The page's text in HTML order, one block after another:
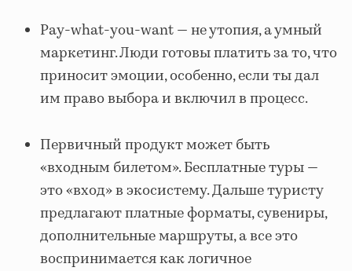
Pay-what-you-want — не утопия, а умный
маркетинг. Люди готовы платить за то, что
приносит эмоции, особенно, если ты дал
им право выбора и включил в процесс.
Первичный продукт может быть
«входным билетом». Бесплатные туры —
это «вход» в экосистему. Дальше туристу
предлагают платные форматы, сувениры,
дополнительные маршруты, а все это
воспринимается как логичное